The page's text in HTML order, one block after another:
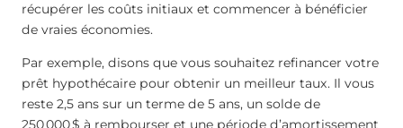
récupérer les coûts initiaux et commencer à bénéficier
de vraies économies.
Par exemple, disons que vous souhaitez refinancer votre
prêt hypothécaire pour obtenir un meilleur taux. Il vous
reste 2,5 ans sur un terme de 5 ans, un solde de
250 000 $ à rembourser et une période d’amortissement